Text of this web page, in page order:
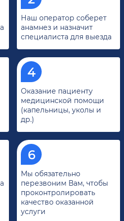
Наш оператор соберет
анамнез и назначит
специалиста для выезда
Оказание пациенту
медицинской помощи
(капельницы, уколы и
др.)
Мы обязательно
перезвоним Вам, чтобы
проконтролировать
качество оказанной
услуги